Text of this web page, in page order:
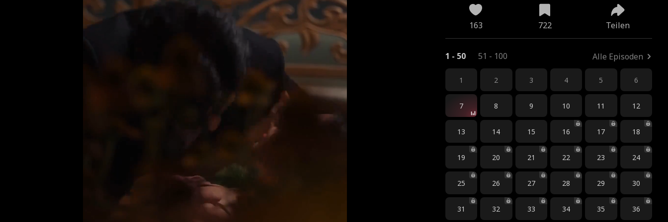
163 722 Teilen
1 - 50 51 - 100 Alle Episoden
1 2 3 4 5 6
7 8 9 10 11 12
13 14 15 16 17 18
19 20 21 22 23 24
25 26 27 28 29 30
31 32 33 34 35 36